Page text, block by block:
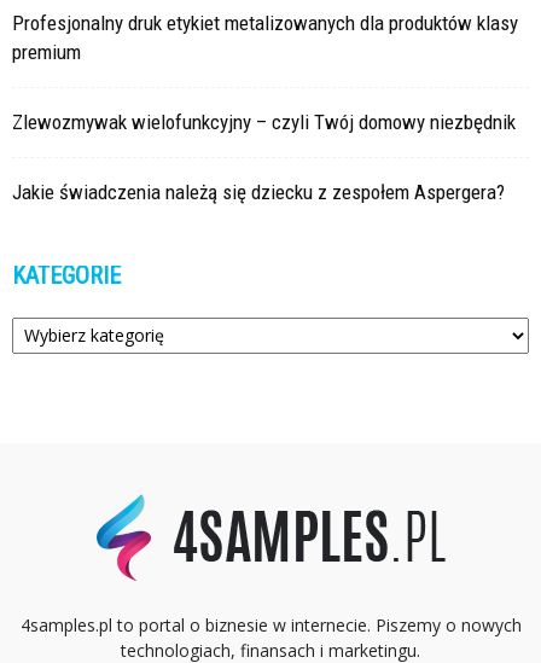
Profesjonalny druk etykiet metalizowanych dla produktów klasy
premium
Zlewozmywak wielofunkcyjny – czyli Twój domowy niezbędnik
Jakie świadczenia należą się dziecku z zespołem Aspergera?
KATEGORIE
Kategorie
4samples.pl to portal o biznesie w internecie. Piszemy o nowych
technologiach, finansach i marketingu.